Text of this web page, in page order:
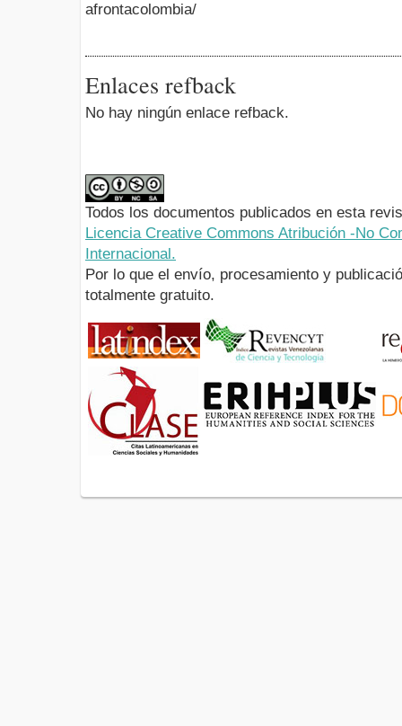
afrontacolombia/
Enlaces refback
No hay ningún enlace refback.
Todos los documentos publicados en esta
Licencia Creative Commons Atribución -No
Internacional.
Por lo que el envío, procesamiento y
totalmente gratuito.